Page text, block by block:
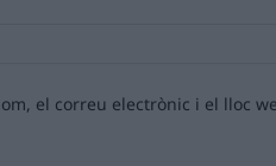
el correu electrònic i el lloc